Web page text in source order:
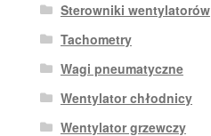
Sterowniki wentylatorów
Tachometry
Wagi pneumatyczne
Wentylator chłodnicy
Wentylator grzewczy